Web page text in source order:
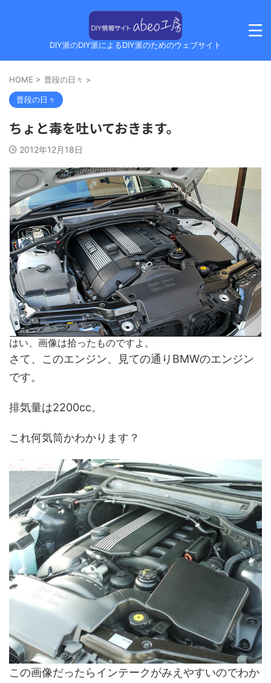
DIY派のDIY派によるDIY派のためのウェブサイト
HOME > 普段の日々 >
普段の日々
ちょと毒を吐いておきます。
2012年12月18日
はい、画像は拾ったものですよ。
さて、このエンジン、見ての通りBMWのエンジン
です。
排気量は2200cc。
これ何気筒かわかります？
この画像だったらインテークがみえやすいのでわか